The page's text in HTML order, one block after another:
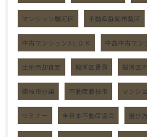
マンション駿河区 不動産静岡市葵区
中古マンション3ＬＤＫ 中島中古マン
土地売却査定 駿河区賃貸 駿河区
藤枝市分譲 不動産藤枝市 マンシ
セミナー 全日本不動産協会 選び方